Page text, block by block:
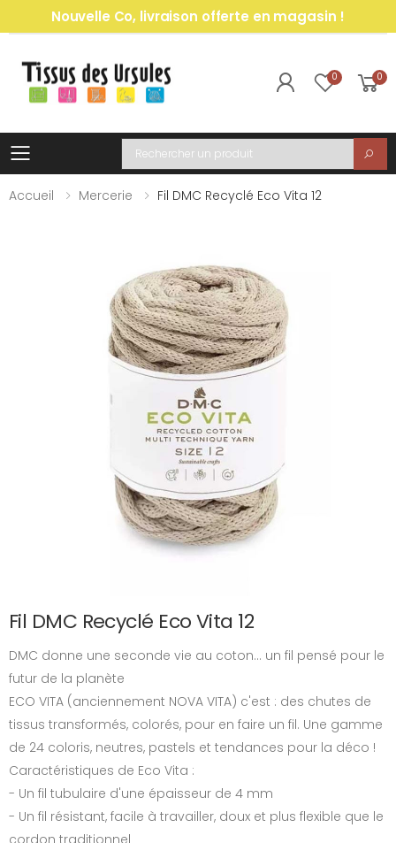
Nouvelle Co, livraison offerte en magasin !
0 0
Toggle mobile menu
Recherche
Accueil
Mercerie Fil DMC Recyclé Eco Vita 12
Fil DMC Recyclé Eco Vita 12
DMC donne une seconde vie au coton... un fil pensé pour le
futur de la planète
ECO VITA (anciennement NOVA VITA) c'est : des chutes de
tissus transformés, colorés, pour en faire un fil. Une gamme
de 24 coloris, neutres, pastels et tendances pour la déco !
Caractéristiques de Eco Vita :
- Un fil tubulaire d'une épaisseur de 4 mm
- Un fil résistant, facile à travailler, doux et plus flexible que le
cordon traditionnel